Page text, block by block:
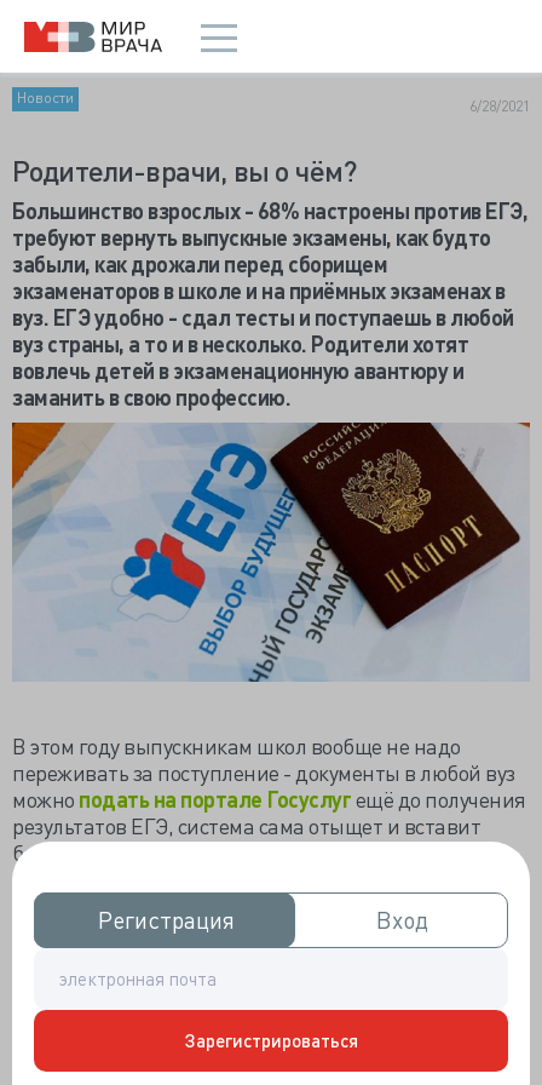
Регистрация
Регистрация Вход
Вход
Зарегистрироваться
Новости 6/28/2021
Родители-врачи, вы о чём?
Большинство взрослых - 68% настроены против ЕГЭ,
требуют вернуть выпускные экзамены, как будто
забыли, как дрожали перед сборищем
экзаменаторов в школе и на приёмных экзаменах в
вуз. ЕГЭ удобно - сдал тесты и поступаешь в любой
вуз страны, а то и в несколько. Родители хотят
вовлечь детей в экзаменационную авантюру и
заманить в свою профессию.
В этом году выпускникам школ вообще не надо
переживать за поступление - документы в любой вуз
можно подать на портале Госуслугещё до получения
результатов ЕГЭ, система сама отыщет и вставит
баллы. Выбирай понравившийся институт и
отслеживай списки поступивших. Родители
нынешних выпускников потели и тряслись с июня по
август – с последнего звонка до завершения
поступлением на год или два, а то и до самой армии.
Коротка человеческая память, видимо, родители
крепко подзабыли свою юность, раз ополчились на
ЕГЭ. Дети, кстати, не все против ЕГЭ,каждый третий